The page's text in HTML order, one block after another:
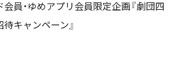
会員・ゆめアプリ会員限定企画『劇団四
キャンペーン』